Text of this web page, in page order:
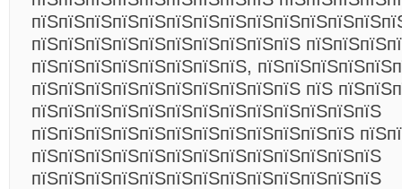
пїЅпїЅпїЅпїЅпїЅпїЅпїЅпїЅпїЅпїЅ
пїЅпїЅпїЅпїЅпїЅпїЅпїЅпїЅ,
пїЅпїЅпїЅпїЅпїЅпїЅпїЅпїЅпїЅпїЅ пїЅ
пїЅпїЅпїЅпїЅпїЅпїЅпїЅпїЅпїЅпїЅпїЅпїЅпїЅ
пїЅпїЅпїЅпїЅпїЅпїЅпїЅпїЅпїЅпїЅпїЅпїЅ
пїЅпїЅпїЅпїЅпїЅпїЅпїЅпїЅпїЅпїЅпїЅпїЅпїЅ
пїЅпїЅпїЅпїЅпїЅпїЅпїЅпїЅпїЅпїЅпїЅпїЅпїЅ